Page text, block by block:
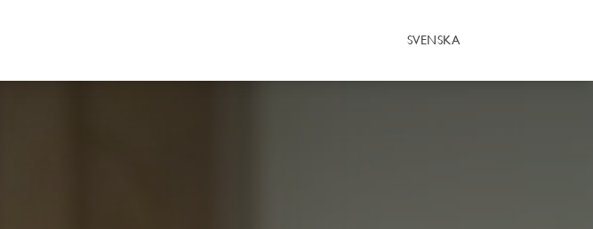
SVENSKA